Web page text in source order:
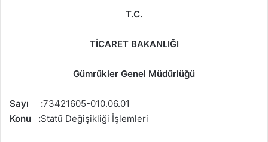
T.C.
TİCARET BAKANLIĞI
Gümrükler Genel Müdürlüğü
Sayı :73421605-010.06.01
Konu :Statü Değişikliği İşlemleri